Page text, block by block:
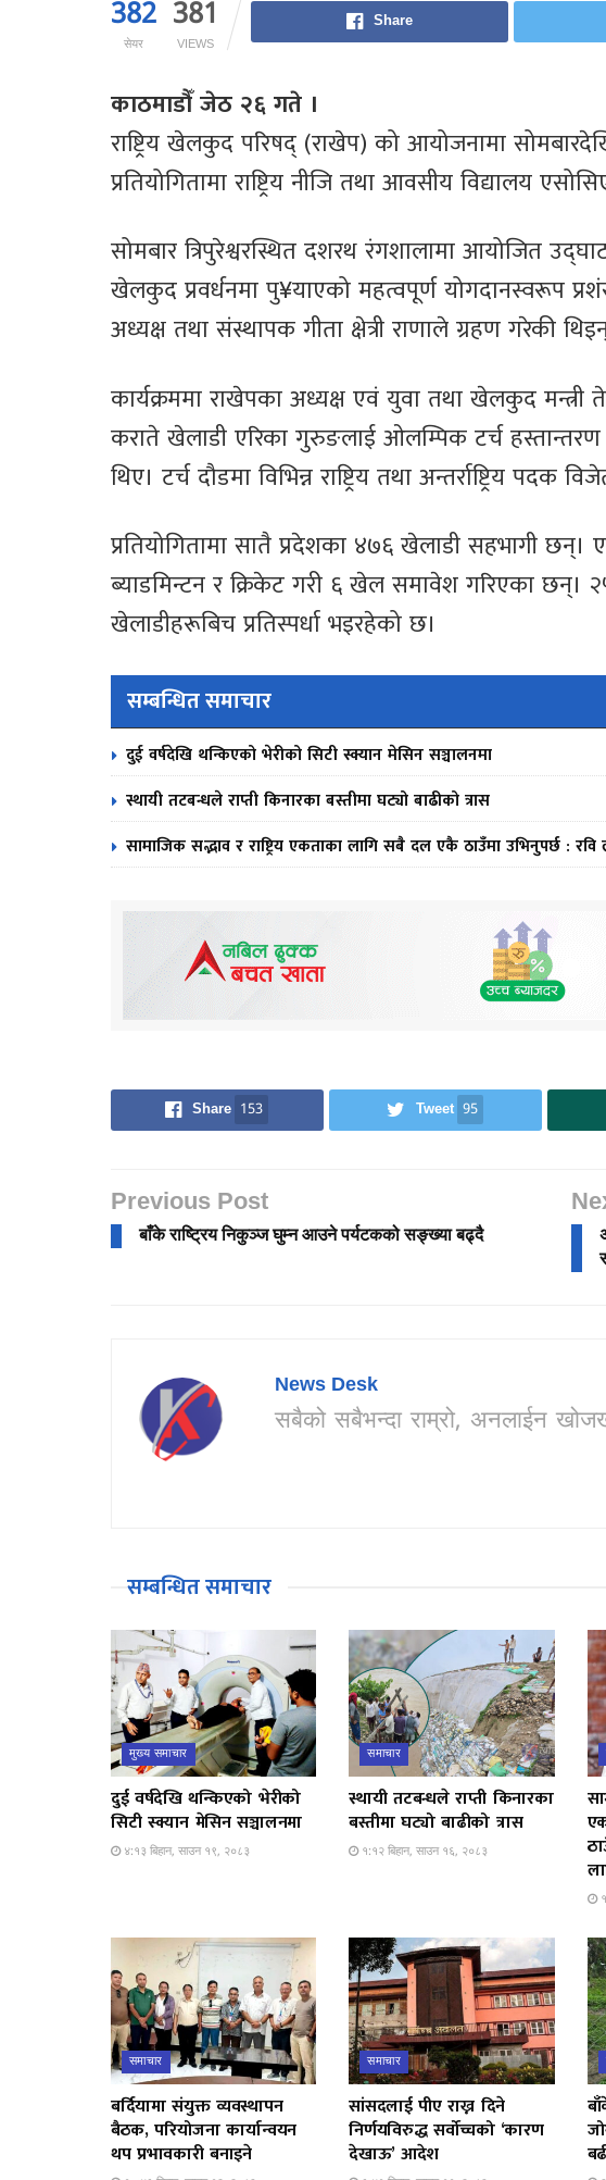
382
सेयर
381
VIEWS
Share
काठमाडौँ जेठ २६ गते ।
राष्ट्रिय खेलकुद परिषद् (राखेप) को आयोजनामा
प्रतियोगितामा राष्ट्रिय नीजि तथा आवसीय विद्यालय
सोमबार त्रिपुरेश्वरस्थित दशरथ रंगशालामा आयोजित
खेलकुद प्रवर्धनमा पु¥याएको महत्वपूर्ण योगदानस्वरूप
अध्यक्ष तथा संस्थापक गीता क्षेत्री राणाले ग्रहण गरेकी
कार्यक्रममा राखेपका अध्यक्ष एवं युवा तथा खेलकुद
कराते खेलाडी एरिका गुरुङलाई ओलम्पिक टर्च हस्तान्तरण
थिए। टर्च दौडमा विभिन्न राष्ट्रिय तथा अन्तर्राष्ट्रिय
प्रतियोगितामा सातै प्रदेशका ४७६ खेलाडी सहभागी
ब्याडमिन्टन र क्रिकेट गरी ६ खेल समावेश गरिएका छन्।
खेलाडीहरूबिच प्रतिस्पर्धा भइरहेको छ।
सम्बन्धित समाचार
दुई वर्षदेखि थन्किएको भेरीको सिटी स्क्यान मेसिन सञ्चालनमा
स्थायी तटबन्धले राप्ती किनारका बस्तीमा घट्यो बाढीको त्रास
सामाजिक सद्भाव र राष्ट्रिय एकताका लागि सबै दल एकै ठाउँमा उभिनुपर्छ : रवि
Share 153 Tweet 95
Previous Post
बाँके राष्ट्रिय निकुञ्ज घुम्न आउने पर्यटकको सङ्ख्या बढ्दै
News Desk
सबैको सबैभन्दा राम्रो, अनलाईन
सम्बन्धित समाचार
मुख्य समाचार
दुई वर्षदेखि थन्किएको भेरीको
सिटी स्क्यान मेसिन सञ्चालनमा
४:१३ बिहान, साउन १९, २०८३
समाचार
स्थायी तटबन्धले राप्ती किनारका
बस्तीमा घट्यो बाढीको त्रास
१:१२ बिहान, साउन १६, २०८३
समाचार
बर्दियामा संयुक्त व्यवस्थापन
बैठक, परियोजना कार्यान्वयन
थप प्रभावकारी बनाइने
समाचार
सांसदलाई पीए राख्न दिने
निर्णयविरुद्ध सर्वोच्चको ‘कारण
देखाऊ’ आदेश